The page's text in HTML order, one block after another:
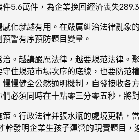
5.6萬件，為企業挽回經濟喪失
化就越有用。在嚴厲糾治法律亂象
警有序預防題目變量。
。越講嚴厲法律，越要規范法律。
住規范市場次序的底線，也要防
慢健全公然通明機制，自發接收
必須同時在十點零三分零五秒，將
。行政法律并張水瓶的處境更糟，
幹發明企業生孩子運營的現實題目